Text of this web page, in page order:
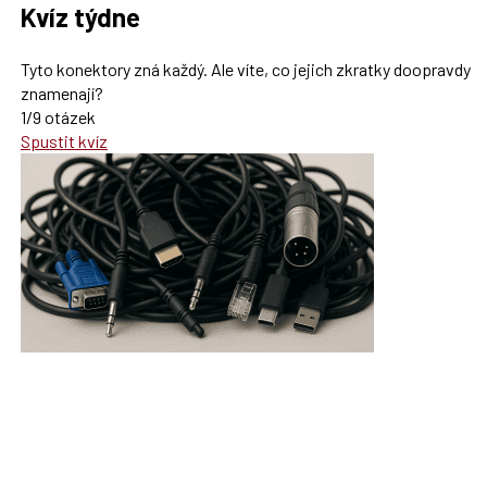
Kvíz týdne
Tyto konektory zná každý. Ale víte, co jejich zkratky doopravdy
znamenají?
1/9 otázek
Spustit kvíz